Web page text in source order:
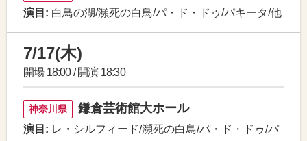
演目: 白鳥の湖/瀕死の白鳥/パ・ド・ドゥ/パキータ/他
7/17(木)
開場 18:00 / 開演 18:30
神奈川県 鎌倉芸術館大ホール
演目: レ・シルフィード/瀕死の白鳥/パ・ド・ドゥ/パ